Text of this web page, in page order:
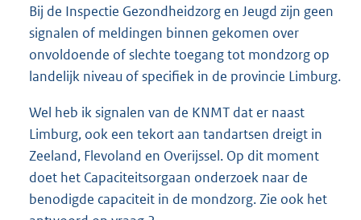
Bij de Inspectie Gezondheidzorg en Jeugd zijn geen
signalen of meldingen binnen gekomen over
onvoldoende of slechte toegang tot mondzorg op
landelijk niveau of specifiek in de provincie Limburg.
Wel heb ik signalen van de KNMT dat er naast
Limburg, ook een tekort aan tandartsen dreigt in
Zeeland, Flevoland en Overijssel. Op dit moment
doet het Capaciteitsorgaan onderzoek naar de
benodigde capaciteit in de mondzorg. Zie ook het